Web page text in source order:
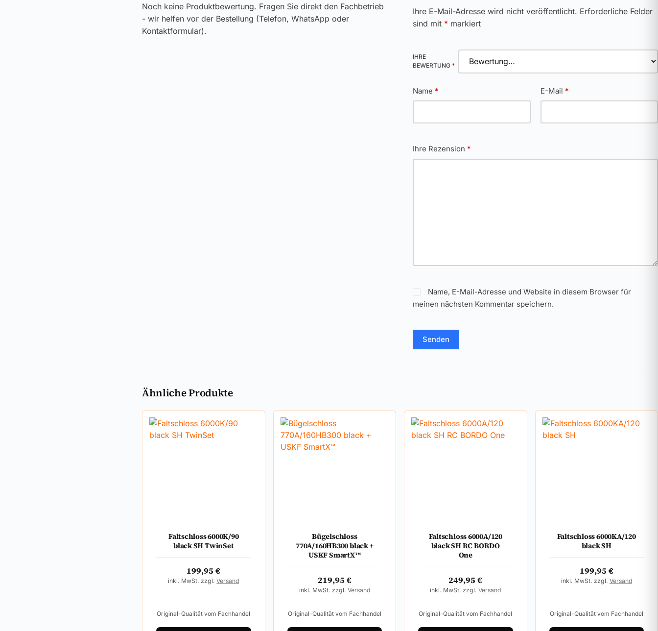
Noch keine Produktbewertung. Fragen Sie direkt den Fachbetrieb
- wir helfen vor der Bestellung (Telefon, WhatsApp oder
Kontaktformular).
Ihre E-Mail-Adresse wird nicht veröffentlicht. Erforderliche Felder
sind mit * markiert
IHRE
BEWERTUNG *
Name * E-Mail *
Ihre Rezension *
Name, E-Mail-Adresse und Website in diesem Browser für
meinen nächsten Kommentar speichern.
Senden
Ähnliche Produkte
Faltschloss 6000K/90
black SH TwinSet
199,95€
inkl. MwSt. zzgl.Versand
Original-Qualität vom Fachhandel
Bügelschloss
770A/160HB300 black +
USKF SmartX™
219,95 €
inkl. MwSt. zzgl. Versand
Original-Qualität vom Fachhandel
Faltschloss 6000A/120
black SH RC BORDO
One
249,95€
inkl. MwSt. zzgl.Versand
Original-Qualität vom Fachhandel
Faltschloss 6000KA/120
black SH
199,95 €
inkl. MwSt. zzgl. Versand
Original-Qualität vom Fachhandel